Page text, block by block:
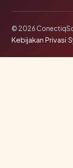
© 2026
Kebijakan Privasi·